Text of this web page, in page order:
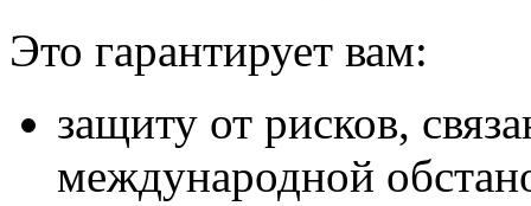
Это гарантирует вам:
защиту от рисков,
международной